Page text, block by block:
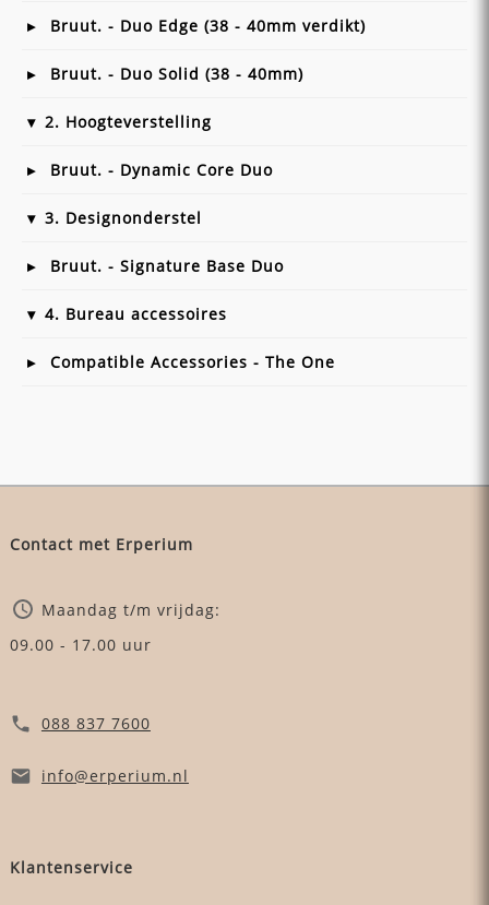
Bruut. - Duo Edge (38 - 40mm verdikt)
Bruut. - Duo Solid (38 - 40mm)
2. Hoogteverstelling
Bruut. - Dynamic Core Duo
3. Designonderstel
Bruut. - Signature Base Duo
4. Bureau accessoires
Compatible Accessories - The One
Contact met Erperium
Maandag t/m vrijdag:
09.00 - 17.00 uur
088 837 7600
info@erperium.nl
Klantenservice